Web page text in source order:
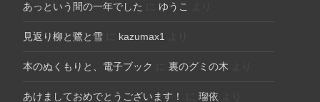
あっという間の一年でした ゆうこ
見返り柳と鷺と雪 kazumax1
本のぬくもりと、電子ブック 裏のグミの木
あけましておめでとうございます！ 瑠依